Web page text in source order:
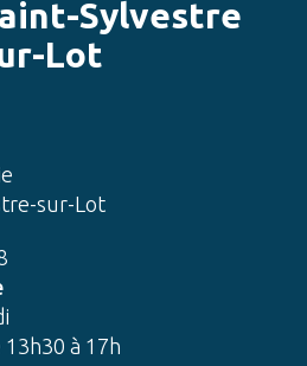
Sylvestre
Lot
sur-Lot
à 17h